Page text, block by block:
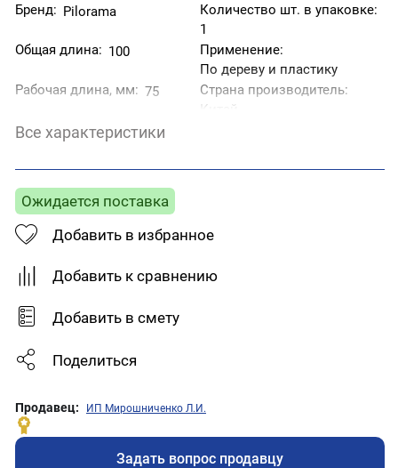
Бренд: Pilorama
Количество шт. в упаковке:
1
Общая длина: 100
Применение:
По дереву и пластику
Рабочая длина, мм: 75
Страна производитель:
Китай
Тип пила: Прямолинейный
Все характеристики
Ожидается поставка
Добавить в избранное
Добавить к сравнению
Добавить в смету
Поделиться
Продавец: ИП Мирошниченко Л.И.
Задать вопрос продавцу